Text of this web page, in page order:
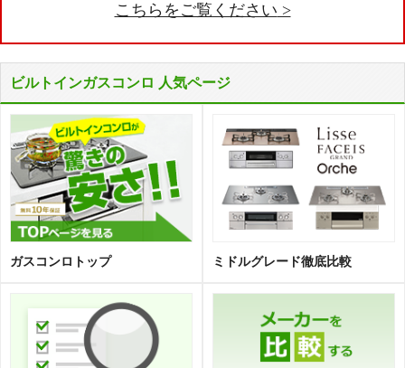
こちらをご覧ください
ビルトインガスコンロ 人気ページ
ガスコンロトップ ミドルグレード徹底比較